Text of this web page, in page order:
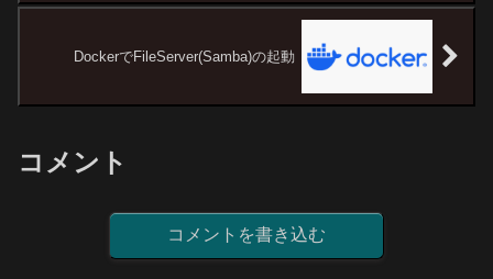
DockerでFileServer(Samba)の起動
コメント
コメントを書き込む